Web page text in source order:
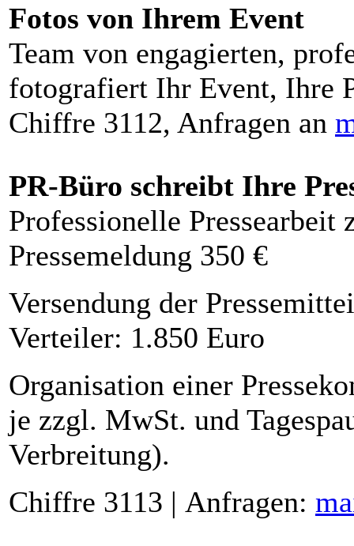
Fotos von Ihrem Event
Team von engagierten,
fotografiert Ihr Event, Ihre
Chiffre 3112, Anfragen an
PR-Büro schreibt Ihre
Professionelle Pressearbeit
Pressemeldung 350 €
Versendung der
Verteiler: 1.850 Euro
Organisation einer
je zzgl. MwSt. und
Verbreitung).
Chiffre 3113 | Anfragen: